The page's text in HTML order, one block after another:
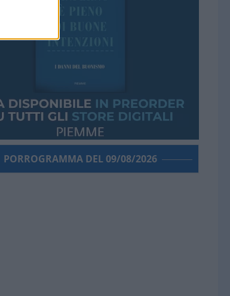
PORROGRAMMA DEL 09/08/2026